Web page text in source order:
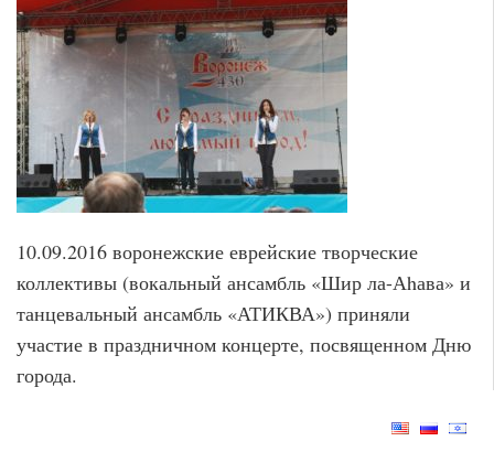
10.09.2016 воронежские еврейские творческие
коллективы (вокальный ансамбль «Шир ла-Аhава» и
танцевальный ансамбль «АТИКВА») приняли
участие в праздничном концерте, посвященном Дню
города.